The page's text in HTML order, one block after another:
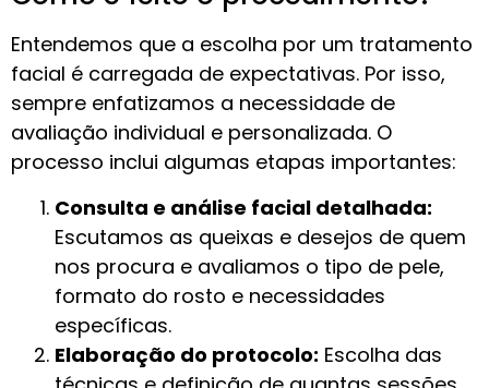
Entendemos que a escolha por um tratamento
facial é carregada de expectativas. Por isso,
sempre enfatizamos a necessidade de
avaliação individual e personalizada. O
processo inclui algumas etapas importantes:
Consulta e análise facial detalhada:
Escutamos as queixas e desejos de quem
nos procura e avaliamos o tipo de pele,
formato do rosto e necessidades
específicas.
Elaboração do protocolo: Escolha das